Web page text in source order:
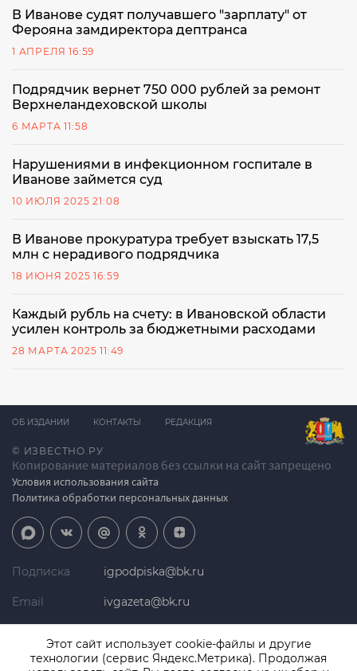
В Иванове судят получавшего "зарплату" от
Ферояна замдиректора дептранса
1 АПРЕЛЯ 16:59
Подрядчик вернет 750 000 рублей за ремонт
Верхнеландеховской школы
6 МАРТА 11:58
Нарушениями в инфекционном госпитале в
Иванове займется суд
10 ИЮЛЯ 2025 21:08
В Иванове прокуратура требует взыскать 17,5
млн с нерадивого подрядчика
18 ИЮНЯ 2025 16:59
Каждый рубль на счету: в Ивановской области
усилен контроль за бюджетными расходами
28 МАРТА 2025 11:49
© ИЗВЕСТНО.РУ
Копирование материалов без ссылки на сайт запрещено
Условия использования сайта
Политика обработки персональных данных
ОБ ИЗДАНИИ КОНТАКТЫ РЕДАКЦИЯ
Подписка igpodpiska@bk.ru
Email ivgazeta@bk.ru
Телефон +7 (4932) 41-94-81
Этот сайт использует cookie-файлы и другие
технологии (сервис Яндекс.Метрика). Продолжая